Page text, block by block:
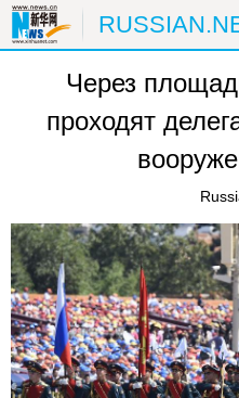
ГЛАВНАЯ
В МИРЕ
СПОРТ
СПЕЦТЕМЫ
Через
проходят